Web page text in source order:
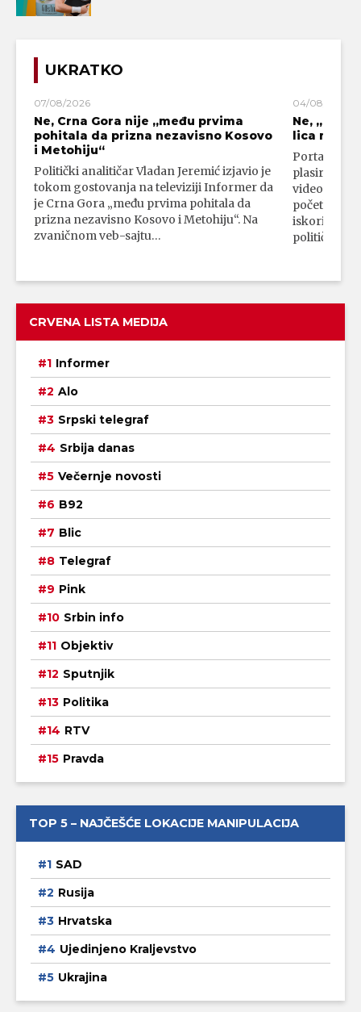
UKRATKO
07/08/2026
Ne, Crna Gora nije „među prvima
pohitala da prizna nezavisno Kosovo
i Metohiju“
Politički analitičar Vladan Jeremić izjavio je
tokom gostovanja na televiziji Informer da
je Crna Gora „među prvima pohitala da
prizna nezavisno Kosovo i Metohiju“. Na
zvaničnom veb-sajtu…
04/08/2026
Ne,
lica
Portal 24
plasirali su
video-
početka
iskorišćava
političkim
CRVENA LISTA MEDIJA
Informer
Alo
Srpski telegraf
Srbija danas
Večernje novosti
B92
Blic
Telegraf
Pink
Srbin info
Objektiv
Sputnjik
Politika
RTV
Pravda
TOP 5 – NAJČEŠĆE LOKACIJE MANIPULACIJA
SAD
Rusija
Hrvatska
Ujedinjeno Kraljevstvo
Ukrajina